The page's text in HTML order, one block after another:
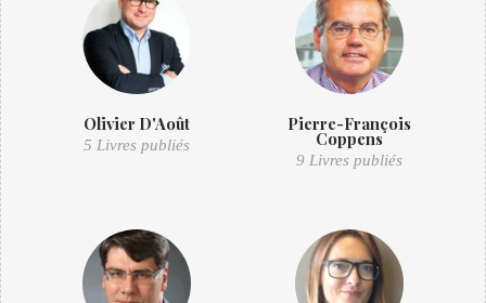
Olivier D'Août
5 Livres publiés
Pierre-François
Coppens
9 Livres publiés